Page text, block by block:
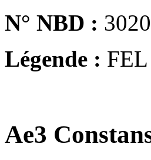
N° NBD : 3020
Légende :
Ae3